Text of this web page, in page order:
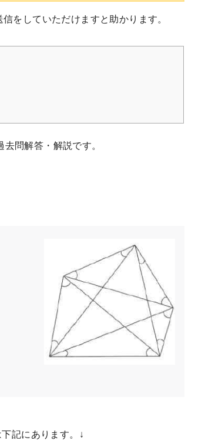
信をしていただけますと助かります。
問解答・解説です。